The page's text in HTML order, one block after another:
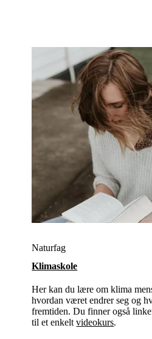
Naturfag
Klimaskole
Her kan du lære om klima
hvordan været endrer seg og
fremtiden. Du finner også
til et enkeltvideokurs.